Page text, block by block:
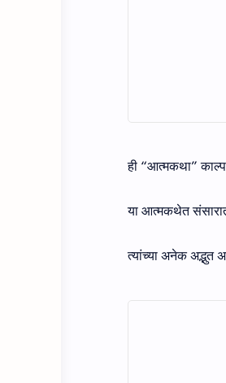
ही “आत्मकथा”
या आत्मकथेत
त्यांच्या अनेक अद्भुत